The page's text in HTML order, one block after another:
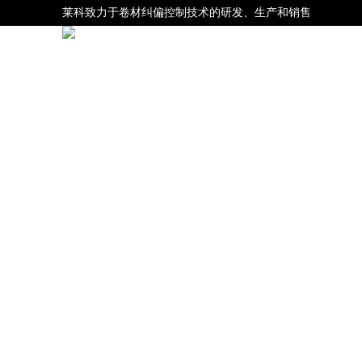
莱科致力于卷材纠偏控制技术的研发、生产和销售